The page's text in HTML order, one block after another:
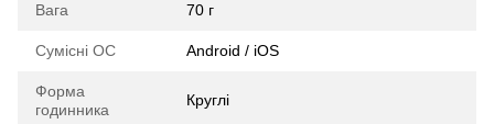
Вага 70 г
Сумісні ОС Android / iOS
Форма
годинника
Круглі